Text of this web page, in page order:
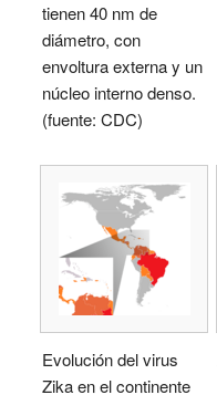
tienen 40 nm de
diámetro, con
envoltura externa y un
núcleo interno denso.
(fuente: CDC)
Evolución del virus
Zika en el continente